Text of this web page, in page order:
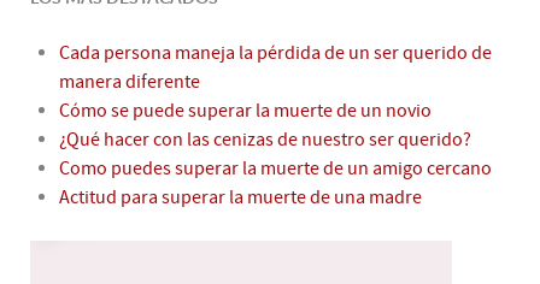
Cada persona maneja la pérdida de un ser querido de
manera diferente
Cómo se puede superar la muerte de un novio
¿Qué hacer con las cenizas de nuestro ser querido?
Como puedes superar la muerte de un amigo cercano
Actitud para superar la muerte de una madre